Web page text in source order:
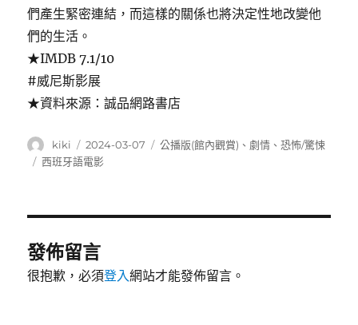
們產生緊密連結，而這樣的關係也將決定性地改變他
們的生活。
★IMDB 7.1/10
#威尼斯影展
★資料來源：誠品網路書店
作
者
kiki
發
佈
2024-03-07
分
公播版(館內觀賞) 、 劇情 、恐怖/驚悚
標
西班牙語電影
發佈留言
很抱歉，必須登入網站才能發佈留言。